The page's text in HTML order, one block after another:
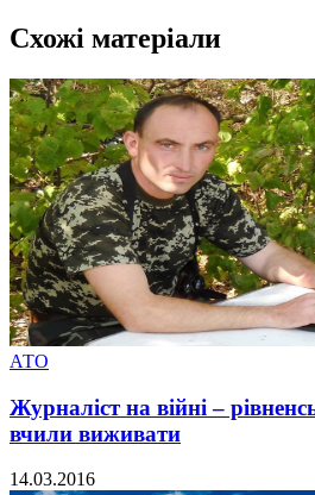
Схожі матеріали
АТО
Журналіст на війні –
вчили виживати
14.03.2016